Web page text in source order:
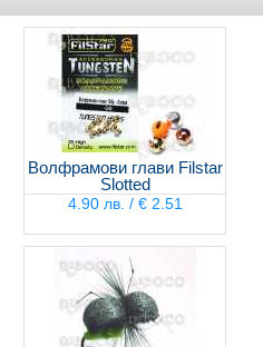
Волфрамови глави Filstar
Slotted
4.90 лв. / € 2.51